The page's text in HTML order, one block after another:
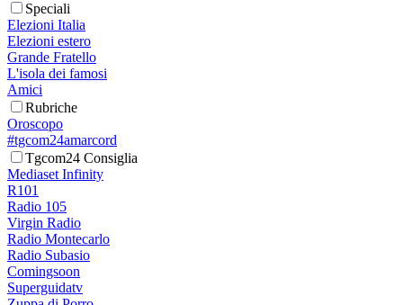
Speciali
Elezioni Italia
Elezioni estero
Grande Fratello
L'isola dei famosi
Amici
Rubriche
Oroscopo
#tgcom24amarcord
Tgcom24 Consiglia
Mediaset Infinity
R101
Radio 105
Virgin Radio
Radio Montecarlo
Radio Subasio
Comingsoon
Superguidatv